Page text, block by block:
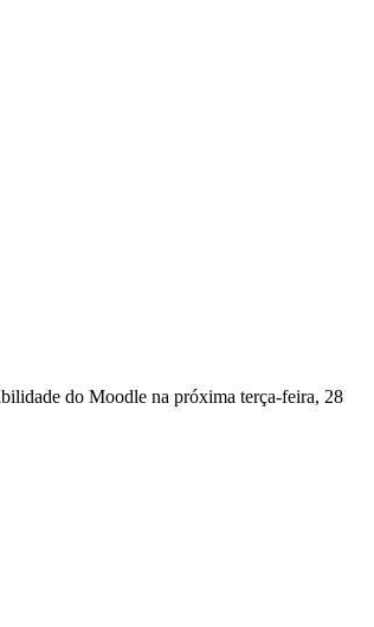
do Moodle na próxima terça-feira, 28